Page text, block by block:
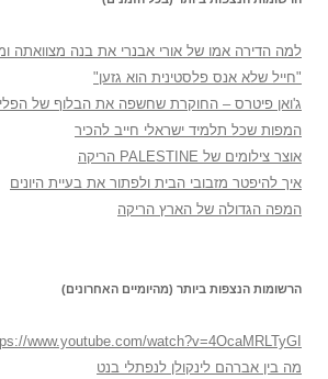
למה הדירה אמו של אורי אבנרי את בנה מצוואתה
"חייל שלא אנס פלסטינית הוא גזען"
ג'ואן פיטרס – החוקרת שחשפה את הבלוף של
המפות שכל תלמיד ישראלי חייב להכיר
אוצר צילומים של PALESTINE הריקה
איך להיפטר מזבובי הבית ולפתור את בעיית היונים
המפה הגדולה של הארץ הריקה
הרשומות הנצפות ביותר (מהיומיים האחרונים)
www.youtube.com/watch?v=4OcaMRLTyGI
מה בין אברהם לינקולן לנפתלי בנט